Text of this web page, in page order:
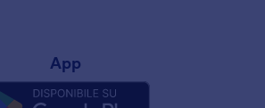
App